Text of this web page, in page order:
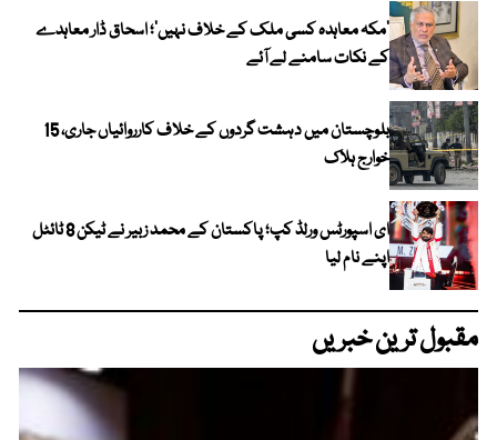
‘مکہ معاہدہ کسی ملک کے خلاف نہیں’؛ اسحاق ڈار معاہدے
کے نکات سامنے لے آئے
بلوچستان میں دہشت گردوں کے خلاف کارروائیاں جاری، 15
خوارج ہلاک
ای اسپورٹس ورلڈ کپ؛ پاکستان کے محمد زبیر نے ٹیکن 8 ٹائٹل
اپنے نام لیا
مقبول ترین خبریں